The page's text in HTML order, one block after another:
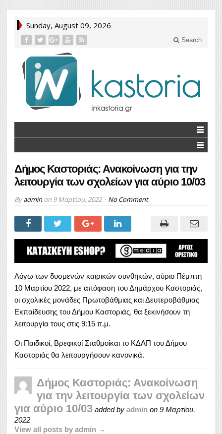
Sunday, August 09, 2026
Search
Δήμος Καστοριάς: Ανακοίνωση για την
λειτουργία των σχολείων για αύριο 10/03
Byadminon 9 Μαρτίου, 2022 No Comment
Λόγω των δυσμενών καιρικών συνθηκών, αύριο Πέμπτη
10 Μαρτίου 2022, με απόφαση του Δημάρχου Καστοριάς,
οι σχολικές μονάδες Πρωτοβάθμιας και Δευτεροβάθμιας
Εκπαίδευσης του Δήμου Καστοριάς, θα ξεκινήσουν τη
λειτουργία τους στις 9:15 π.μ.
Οι Παιδικοί, Βρεφικοί Σταθμοίκαι το ΚΔΑΠ του Δήμου
Καστοριάς θα λειτουργήσουν κανονικά.
Δήμος Καστοριάς: Ανακοίνωση
για την λειτουργία των σχολείων
για αύριο 10/03 added by admin on 9 Μαρτίου,
2022
View all posts by admin →